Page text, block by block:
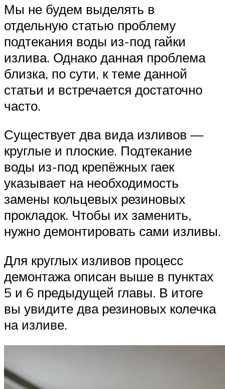
Мы не будем выделять в
отдельную статью проблему
подтекания воды из-под гайки
излива. Однако данная проблема
близка, по сути, к теме данной
статьи и встречается достаточно
часто.
Существует два вида изливов —
круглые и плоские. Подтекание
воды из-под крепёжных гаек
указывает на необходимость
замены кольцевых резиновых
прокладок. Чтобы их заменить,
нужно демонтировать сами изливы.
Для круглых изливов процесс
демонтажа описан выше в пунктах
5 и 6 предыдущей главы. В итоге
вы увидите два резиновых колечка
на изливе.